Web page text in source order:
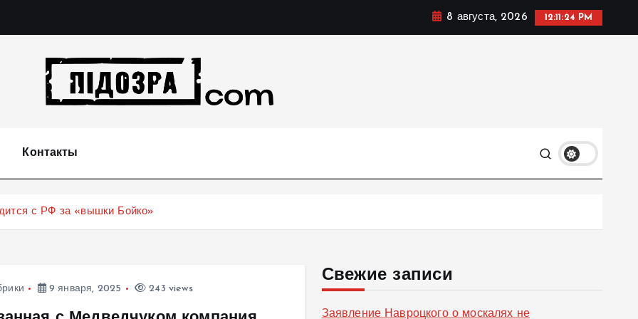
8 августа, 2026 12:11:25 PM
Контакты
с РФ за «вышки Бойко»
9 января, 2025 243 views
Свежие записи
Заявление Навроцкого о москалях не